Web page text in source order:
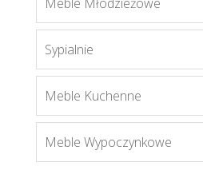
Hakon
Sypialnie
Meble Kuchenne
Meble Wypoczynkowe